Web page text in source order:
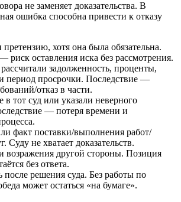
не заменяет доказательства. В
ошибка способна привести к отказу
хотя она была обязательна.
риск оставления иска без рассмотрения.
задолженность, проценты,
период просрочки. Последствие —
отказ в части.
в тот суд или указали неверного
— потеря времени и
факт поставки/выполнения работ/
Суду не хватает доказательств.
возражения другой стороны. Позиция
без ответа.
после решения суда. Без работы по
может остаться «на бумаге».